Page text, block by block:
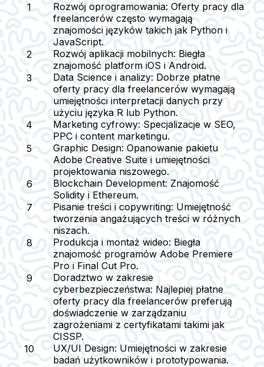
Rozwój oprogramowania: Oferty pracy dla
freelancerów często wymagają
znajomości języków takich jak Python i
JavaScript.
Rozwój aplikacji mobilnych: Biegła
znajomość platform iOS i Android.
Data Science i analizy: Dobrze płatne
oferty pracy dla freelancerów wymagają
umiejętności interpretacji danych przy
użyciu języka R lub Python.
Marketing cyfrowy: Specjalizacje w SEO,
PPC i content marketingu.
Graphic Design: Opanowanie pakietu
Adobe Creative Suite i umiejętności
projektowania niszowego.
Blockchain Development: Znajomość
Solidity i Ethereum.
Pisanie treści i copywriting: Umiejętność
tworzenia angażujących treści w różnych
niszach.
Produkcja i montaż wideo: Biegła
znajomość programów Adobe Premiere
Pro i Final Cut Pro.
Doradztwo w zakresie
cyberbezpieczeństwa: Najlepiej płatne
oferty pracy dla freelancerów preferują
doświadczenie w zarządzaniu
zagrożeniami z certyfikatami takimi jak
CISSP.
UX/UI Design: Umiejętności w zakresie
badań użytkowników i prototypowania.